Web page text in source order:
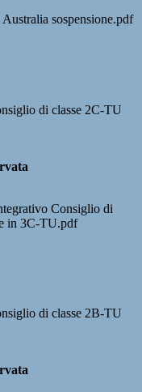
sospensione.pdf
di classe 2C-TU
Consiglio di
in 3C-TU.pdf
di classe 2B-TU